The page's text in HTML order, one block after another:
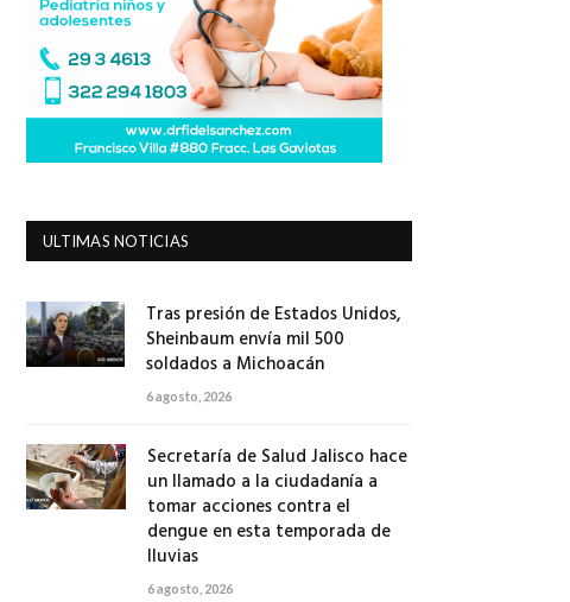
ULTIMAS NOTICIAS
Tras presión de Estados Unidos,
Sheinbaum envía mil 500
soldados a Michoacán
6 agosto, 2026
Secretaría de Salud Jalisco hace
un llamado a la ciudadanía a
tomar acciones contra el
dengue en esta temporada de
lluvias
6 agosto, 2026